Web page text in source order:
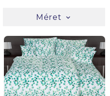
cipzáras,könnyű
puhaságából. Válasszon a
és érje el a tökéletes
a lágy pasztell árnyalatokat,
részesíti előnyben, a luxus
stílus- és kényelmi igényét
Méret